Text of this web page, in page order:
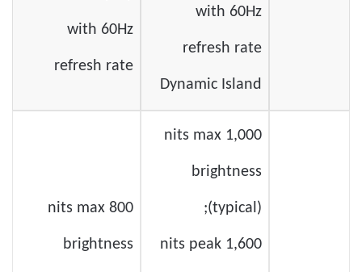
with 60Hz
refresh rate
Dynamic Island
with 60Hz
refresh rate
1,000 nits max
brightness
(typical);
1,600 nits peak
800 nits max
brightness